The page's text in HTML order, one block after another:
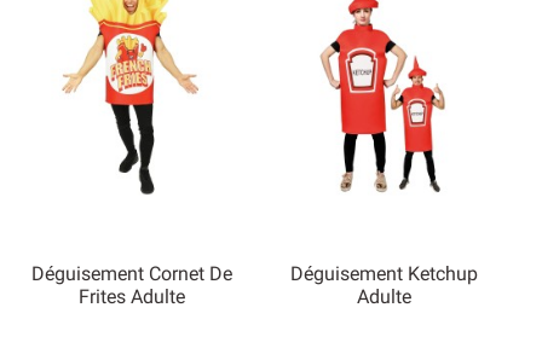
Déguisement Cornet De
Frites Adulte
Déguisement Ketchup
Adulte